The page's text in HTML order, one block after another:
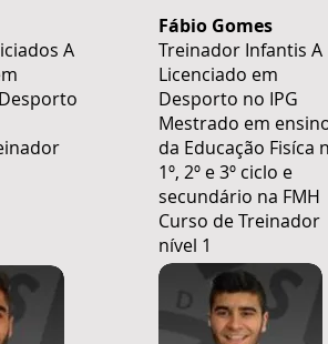
A
Fábio Gomes
Treinador Infantis A
Licenciado em
Desporto no IPG
Mestrado em
da Educação Fisíca
1º, 2º e 3º ciclo e
secundário na FMH
Curso de Treinador
nível 1